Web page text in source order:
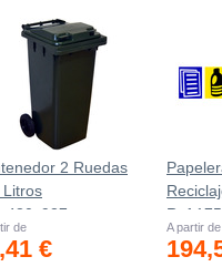
2 Ruedas
Litros
de
€
Ref.175
A partir de